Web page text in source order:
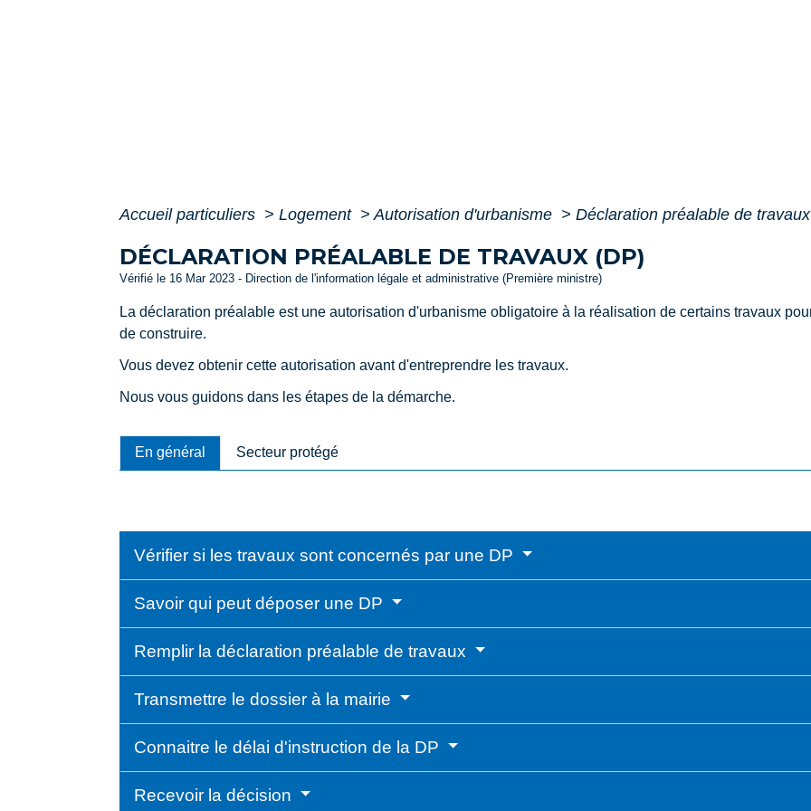
Accueil particuliers > Logement > Autorisation d'urbanisme > Déclaration préalable de
DÉCLARATION PRÉALABLE DE TRAVAUX (DP)
Vérifié le 16 Mar 2023 - Direction de l'information légale et administrative (Première ministre)
La déclaration préalable est une autorisation d'urbanisme obligatoire à la réalisation de certains travaux
de construire.
Vous devez obtenir cette autorisation avant d'entreprendre les travaux.
Nous vous guidons dans les étapes de la démarche.
En général Secteur protégé
Vérifier si les travaux sont concernés par une DP
Savoir qui peut déposer une DP
Remplir la déclaration préalable de travaux
Transmettre le dossier à la mairie
Connaitre le délai d'instruction de la DP
Recevoir la décision